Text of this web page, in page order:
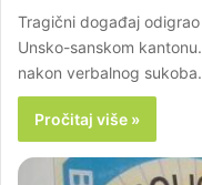
Tragični događaj
Unsko-sanskom
nakon verbalnog
Pročitaj više »